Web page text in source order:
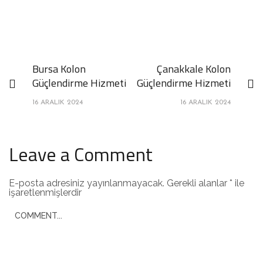
Bursa Kolon
Güçlendirme Hizmeti
16 ARALIK 2024
Çanakkale Kolon
Güçlendirme Hizmeti
16 ARALIK 2024
Leave a Comment
E-posta adresiniz yayınlanmayacak. Gerekli alanlar * ile
işaretlenmişlerdir